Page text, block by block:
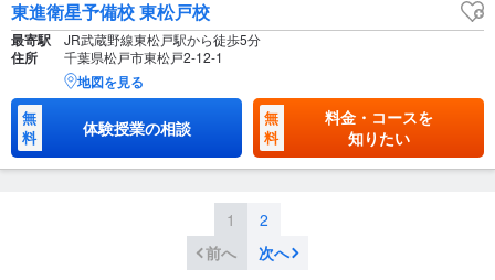
東進衛星予備校 東松戸校
最寄駅 JR武蔵野線東松戸駅から徒歩5分
住所 千葉県松戸市東松戸2-12-1
地図を見る
無
料
体験授業の相談
無
料
料金・コースを
知りたい
1
2
前へ
次へ